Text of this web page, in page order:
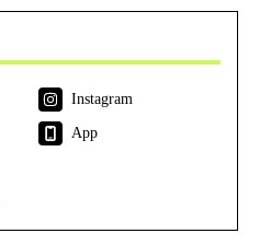
Instagram
App